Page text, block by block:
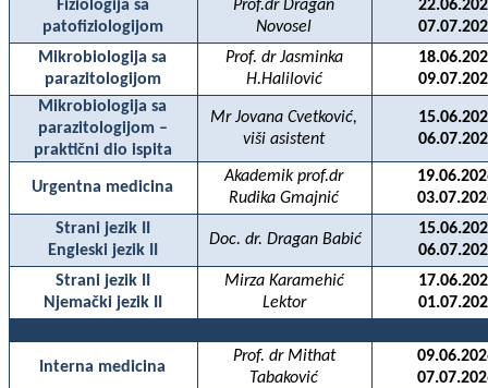
Fiziologija sa
patofiziologijom
Prof.dr Dragan
Novosel
Mikrobiologija sa
parazitologijom
Prof. dr Jasminka
H.Halilović
Mikrobiologija sa
parazitologijom –
praktični dio ispita
Mr Jovana Cvetković,
viši asistent
Urgentna medicina
Akademik prof.dr
Rudika Gmajnić
Strani jezik II
Engleski jezik II
Doc. dr. Dragan Babić
Strani jezik II
Njemački jezik II
Mirza Karamehić
Lektor
Interna medicina
Prof. dr Mithat
Tabaković